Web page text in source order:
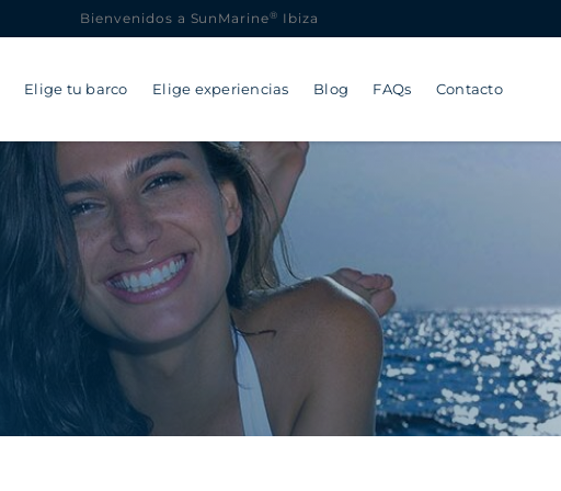
Bienvenidos a SunMarine® Ibiza
Elige tu barco Elige experiencias Blog FAQs Contacto